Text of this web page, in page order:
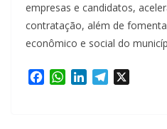
empresas e candidatos,
contratação, além de
econômico e social do
W